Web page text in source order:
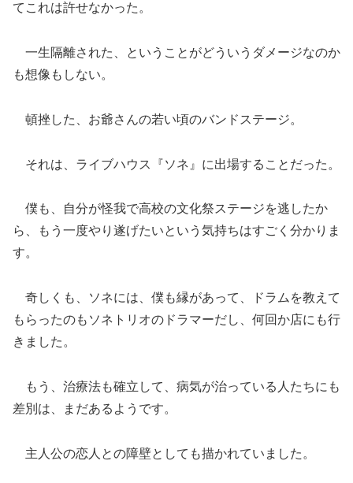
てこれは許せなかった。
一生隔離された、ということがどういうダメージなのか
も想像もしない。
頓挫した、お爺さんの若い頃のバンドステージ。
それは、ライブハウス『ソネ』に出場することだった。
僕も、自分が怪我で高校の文化祭ステージを逃したか
ら、もう一度やり遂げたいという気持ちはすごく分かりま
す。
奇しくも、ソネには、僕も縁があって、ドラムを教えて
もらったのもソネトリオのドラマーだし、何回か店にも行
きました。
もう、治療法も確立して、病気が治っている人たちにも
差別は、まだあるようです。
主人公の恋人との障壁としても描かれていました。